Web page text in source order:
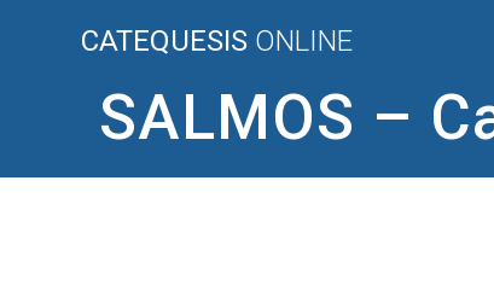
CATEQUESIS ONLINE
SALMOS –